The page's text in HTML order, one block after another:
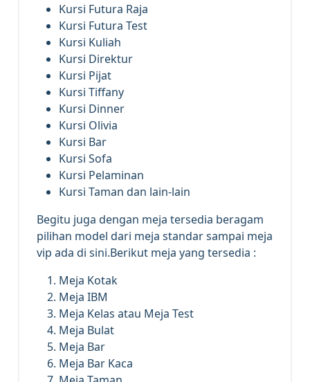
Kursi Futura Raja
Kursi Futura Test
Kursi Kuliah
Kursi Direktur
Kursi Pijat
Kursi Tiffany
Kursi Dinner
Kursi Olivia
Kursi Bar
Kursi Sofa
Kursi Pelaminan
Kursi Taman dan lain-lain
Begitu juga dengan meja tersedia beragam
pilihan model dari meja standar sampai meja
vip ada di sini.Berikut meja yang tersedia :
Meja Kotak
Meja IBM
Meja Kelas atau Meja Test
Meja Bulat
Meja Bar
Meja Bar Kaca